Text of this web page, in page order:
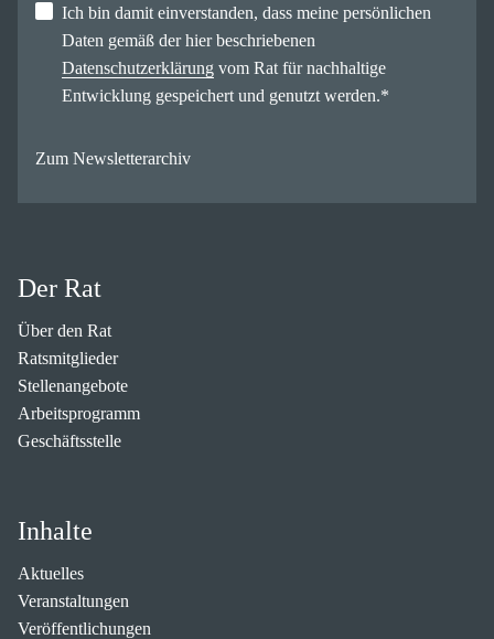
Ich bin damit einverstanden, dass meine persönlichen
Daten gemäß der hier beschriebenen
Datenschutzerklärung vom Rat für nachhaltige
Entwicklung gespeichert und genutzt werden.*
Zum Newsletterarchiv
Der Rat
Über den Rat
Ratsmitglieder
Stellenangebote
Arbeitsprogramm
Geschäftsstelle
Inhalte
Aktuelles
Veranstaltungen
Veröffentlichungen